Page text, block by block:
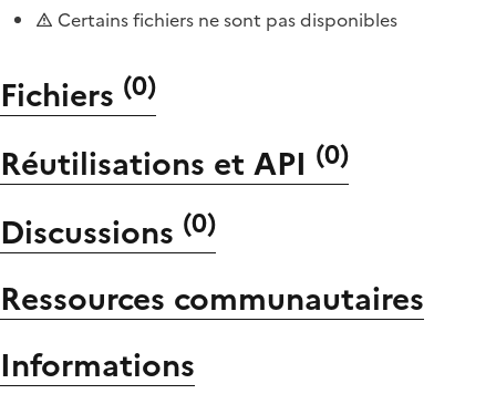
Certains fichiers ne sont pas disponibles
Fichiers (0)
Réutilisations et API (0)
Discussions (0)
Ressources communautaires
Informations